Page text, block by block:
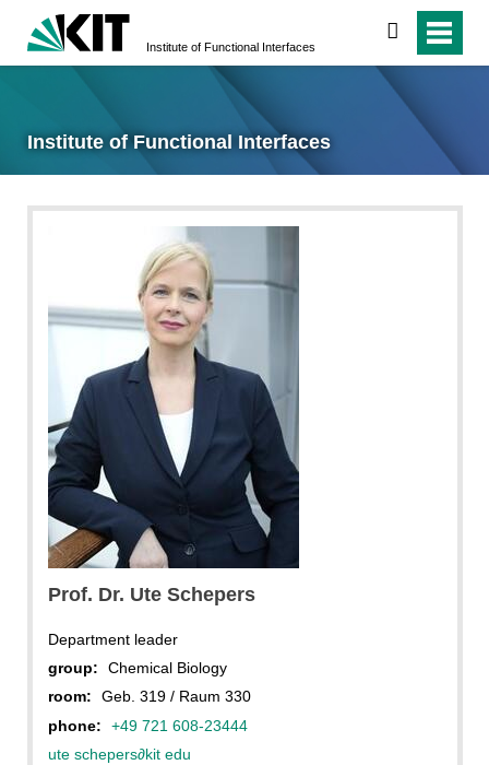
Institute of Functional Interfaces
search
Institute of Functional Interfaces
Prof. Dr. Ute Schepers
Department leader
group:
Chemical Biology
room:
Geb. 319 / Raum 330
phone:
+49 721 608-23444
ute schepers∂kit edu